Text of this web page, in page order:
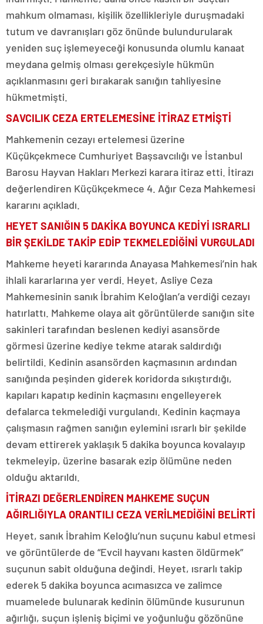
mahkum olmaması, kişilik özellikleriyle duruşmadaki
tutum ve davranışları göz önünde bulundurularak
yeniden suç işlemeyeceği konusunda olumlu kanaat
meydana gelmiş olması gerekçesiyle hükmün
açıklanmasını geri bırakarak sanığın tahliyesine
hükmetmişti.
SAVCILIK CEZA ERTELEMESİNE İTİRAZ ETMİŞTİ
Mahkemenin cezayı ertelemesi üzerine
Küçükçekmece Cumhuriyet Başsavcılığı ve İstanbul
Barosu Hayvan Hakları Merkezi karara itiraz etti. İtirazı
değerlendiren Küçükçekmece 4. Ağır Ceza Mahkemesi
kararını açıkladı.
HEYET SANIĞIN 5 DAKİKA BOYUNCA KEDİYİ ISRARLI
BİR ŞEKİLDE TAKİP EDİP TEKMELEDİĞİNİ VURGULADI
Mahkeme heyeti kararında Anayasa Mahkemesi’nin hak
ihlali kararlarına yer verdi. Heyet, Asliye Ceza
Mahkemesinin sanık İbrahim Keloğlan’a verdiği cezayı
hatırlattı. Mahkeme olaya ait görüntülerde sanığın site
sakinleri tarafından beslenen kediyi asansörde
görmesi üzerine kediye tekme atarak saldırdığı
belirtildi. Kedinin asansörden kaçmasının ardından
sanığında peşinden giderek koridorda sıkıştırdığı,
kapıları kapatıp kedinin kaçmasını engelleyerek
defalarca tekmelediği vurgulandı. Kedinin kaçmaya
çalışmasın rağmen sanığın eylemini ısrarlı bir şekilde
devam ettirerek yaklaşık 5 dakika boyunca kovalayıp
tekmeleyip, üzerine basarak ezip ölümüne neden
olduğu aktarıldı.
İTİRAZI DEĞERLENDİREN MAHKEME SUÇUN
AĞIRLIĞIYLA ORANTILI CEZA VERİLMEDİĞİNİ BELİRTİ
Heyet, sanık İbrahim Keloğlu’nun suçunu kabul etmesi
ve görüntülerde de “Evcil hayvanı kasten öldürmek”
suçunun sabit olduğuna değindi. Heyet, ısrarlı takip
ederek 5 dakika boyunca acımasızca ve zalimce
muamelede bulunarak kedinin ölümünde kusurunun
ağırlığı, suçun işleniş biçimi ve yoğunluğu gözönüne